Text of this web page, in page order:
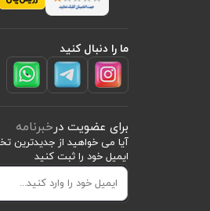
ما را دنبال کنید
برای عضویت درخبرنامه
آیا می خواهید از جدید‌ترین
ایمیل خود را ثبت کنید